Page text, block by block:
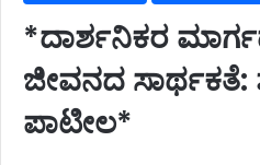
*ದಾರ್ಶನಿಕರ
ಜೀವನದ
ಪಾಟೀಲ*